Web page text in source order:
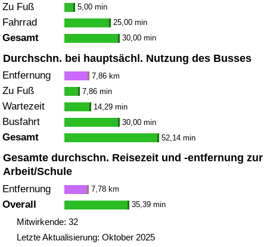
Zu Fuß 5,00 min
Fahrrad 25,00 min
Gesamt 30,00 min
Durchschn. bei hauptsächl. Nutzung des Busses
Entfernung 7,86 km
Zu Fuß 7,86 min
Wartezeit 14,29 min
Busfahrt 30,00 min
Gesamt 52,14 min
Gesamte durchschn. Reisezeit und -entfernung zur
Arbeit/Schule
Entfernung 7,78 km
Overall 35,39 min
Mitwirkende: 32
Letzte Aktualisierung: Oktober 2025